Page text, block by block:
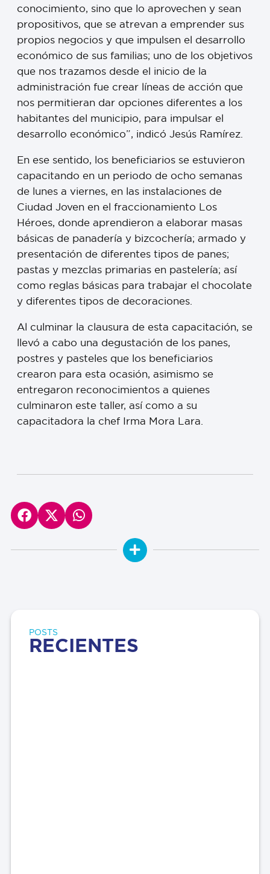
conocimiento, sino que lo aprovechen y sean
propositivos, que se atrevan a emprender sus
propios negocios y que impulsen el desarrollo
económico de sus familias; uno de los objetivos
que nos trazamos desde el inicio de la
administración fue crear líneas de acción que
nos permitieran dar opciones diferentes a los
habitantes del municipio, para impulsar el
desarrollo económico”, indicó Jesús Ramírez.
En ese sentido, los beneficiarios se estuvieron
capacitando en un periodo de ocho semanas
de lunes a viernes, en las instalaciones de
Ciudad Joven en el fraccionamiento Los
Héroes, donde aprendieron a elaborar masas
básicas de panadería y bizcochería; armado y
presentación de diferentes tipos de panes;
pastas y mezclas primarias en pastelería; así
como reglas básicas para trabajar el chocolate
y diferentes tipos de decoraciones.
Al culminar la clausura de esta capacitación, se
llevó a cabo una degustación de los panes,
postres y pasteles que los beneficiarios
crearon para esta ocasión, asimismo se
entregaron reconocimientos a quienes
culminaron este taller, así como a su
capacitadora la chef Irma Mora Lara.
POSTS
RECIENTES